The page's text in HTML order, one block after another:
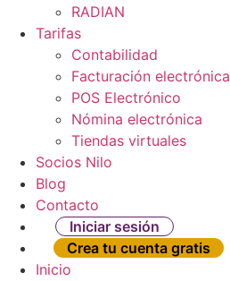
RADIAN
Tarifas
Contabilidad
Facturación electrónica
POS Electrónico
Nómina electrónica
Tiendas virtuales
Socios Nilo
Blog
Contacto
Iniciar sesión
Crea tu cuenta gratis
Inicio